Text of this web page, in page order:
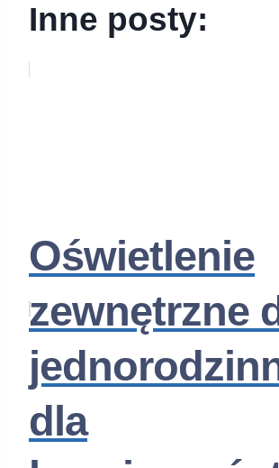
Inne posty:
Oświetlenie
zewnętrzne
dla